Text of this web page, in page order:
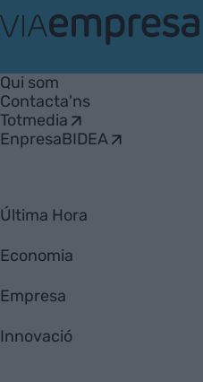
Empresa
Qui som
Contacta'ns
Totmedia
EnpresaBIDEA
Última Hora
Economia
Empresa
Innovació